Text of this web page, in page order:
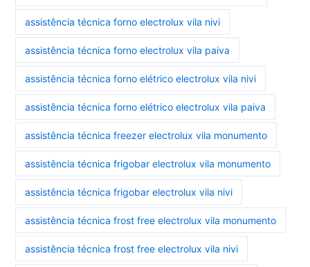
assistência técnica forno electrolux vila nivi
assistência técnica forno electrolux vila paiva
assistência técnica forno elétrico electrolux vila nivi
assistência técnica forno elétrico electrolux vila paiva
assistência técnica freezer electrolux vila monumento
assistência técnica frigobar electrolux vila monumento
assistência técnica frigobar electrolux vila nivi
assistência técnica frost free electrolux vila monumento
assistência técnica frost free electrolux vila nivi